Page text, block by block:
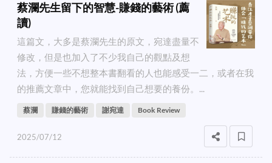
蔡瀾先生留下的智慧-賺錢的藝術 (薦
讀)
這篇文，大多是蔡瀾先生的原文，宛達盡量不
修改，但是也加入了不少我自己的觀點及想
法，方便一些不想整本書翻看的人也能感受一二，或者在我
的推薦文章中，您就能找到自己想要的養份。...
蔡瀾 賺錢的藝術 謝宛達 Book Review
2025/07/12